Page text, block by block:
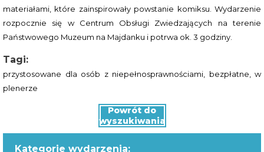
materiałami, które zainspirowały powstanie komiksu. Wydarzenie
rozpocznie się w Centrum Obsługi Zwiedzających na terenie
Państwowego Muzeum na Majdanku i potrwa ok. 3 godziny.
Tagi:
przystosowane dla osób z niepełnosprawnościami bezpłatne
w
plenerze
Powrót do
wyszukiwania
Kategorie wydarzenia: